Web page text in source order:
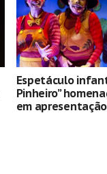
Espetáculo
Pinheiro”
em